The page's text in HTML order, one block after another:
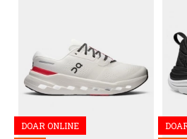
DOAR ONLINE